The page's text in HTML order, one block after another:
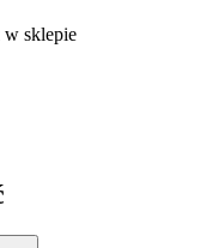
w sklepie